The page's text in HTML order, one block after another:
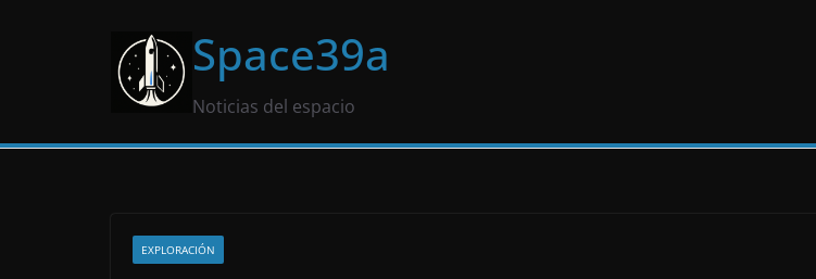
Space39a
Noticias del espacio
EXPLORACIÓN